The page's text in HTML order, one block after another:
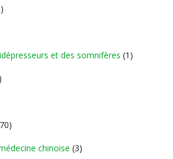
et des somnifères (1)
chinoise (3)